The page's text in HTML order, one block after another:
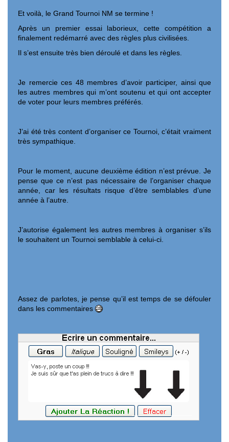
Et voilà, le Grand Tournoi NM se termine !
Après un premier essai laborieux, cette compétition a
finalement redémarré avec des règles plus civilisées.
Il s’est ensuite très bien déroulé et dans les règles.
Je remercie ces 48 membres d’avoir participer, ainsi que
les autres membres qui m’ont soutenu et qui ont accepter
de voter pour leurs membres préférés.
J’ai été très content d’organiser ce Tournoi, c’était vraiment
très sympathique.
Pour le moment, aucune deuxième édition n’est prévue. Je
pense que ce n’est pas nécessaire de l’organiser chaque
année, car les résultats risque d’être semblables d’une
année à l’autre.
J’autorise également les autres membres à organiser s’ils
le souhaitent un Tournoi semblable à celui-ci.
Assez de parlotes, je pense qu’il est temps de se défouler
dans les commentaires